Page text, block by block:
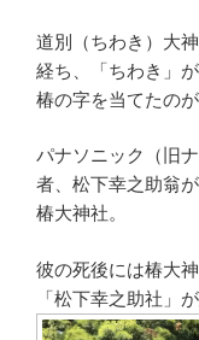
道別（ちわき）大
経ち、「ちわき」
椿の字を当てたのが
パナソニック（旧
者、松下幸之助翁
椿大神社。
彼の死後には椿大
「松下幸之助社」